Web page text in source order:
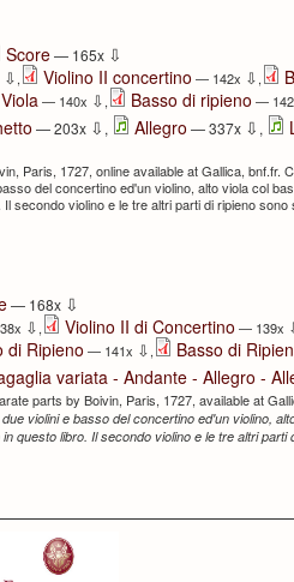
Score— 165x ⇩
⇩, Violino II concertino — 142x ⇩,
Viola — 140x ⇩, Basso di ripieno —
— 203x ⇩ , Allegro — 337x ⇩ ,
Paris, 1727, online available at Gallica, bnf.fr.
del concertino ed'un violino, alto viola col
secondo violino e le tre altri parti di ripieno
— 168x ⇩
⇩, Violino II di Concertino — 139x
di Ripieno — 141x ⇩,
Basso di
variata - Andante - Allegro -
parts by Boivin, Paris, 1727, available at
violini e basso del concertino ed'un violino,
questo libro. Il secondo violino e le tre altri